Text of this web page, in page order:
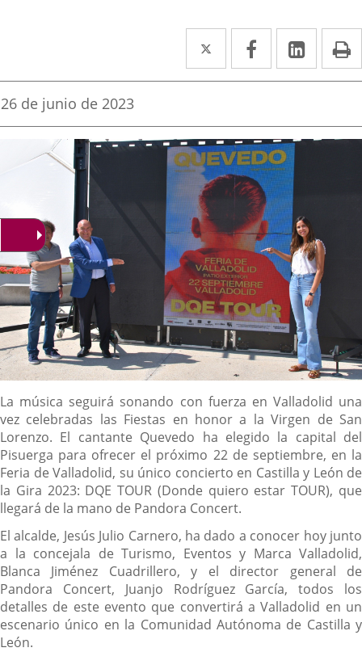
Twitter
Enlace
a
aplicación
externa.
Facebook
Enlace
a
aplicación
externa.
Enlace
a
Fecha
la
26 de junio de 2023
Descripción
La música seguirá sonando con fuerza en Valladolid una
vez celebradas las Fiestas en honor a la Virgen de San
Lorenzo. El cantante Quevedo ha elegido la capital del
Pisuerga para ofrecer el próximo 22 de septiembre, en la
Feria de Valladolid, su único concierto en Castilla y León de
la Gira 2023: DQE TOUR (Donde quiero estar TOUR), que
llegará de la mano de Pandora Concert.
El alcalde, Jesús Julio Carnero, ha dado a conocer hoy junto
a la concejala de Turismo, Eventos y Marca Valladolid,
Blanca Jiménez Cuadrillero, y el director general de
Pandora Concert, Juanjo Rodríguez García, todos los
detalles de este evento que convertirá a Valladolid en un
escenario único en la Comunidad Autónoma de Castilla y
León.